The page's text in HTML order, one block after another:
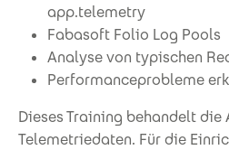
app.telemetry
Fabasoft Folio Log Pools
Analyse von typischen
Performanceprobleme
Dieses Training behandelt
Telemetriedaten. Für die